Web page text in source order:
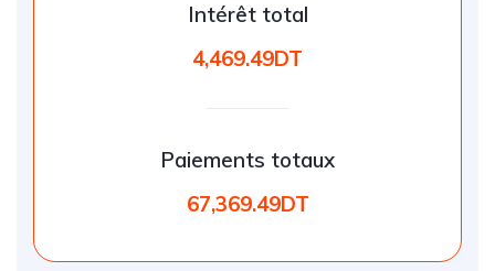
Intérêt total
4,469.49DT
Paiements totaux
67,369.49DT